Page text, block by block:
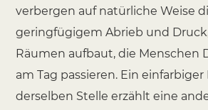
verbergen auf natürliche Weise
geringfügigem Abrieb und
Räumen aufbaut, die Menschen
am Tag passieren. Ein einfarbiger
derselben Stelle erzählt eine